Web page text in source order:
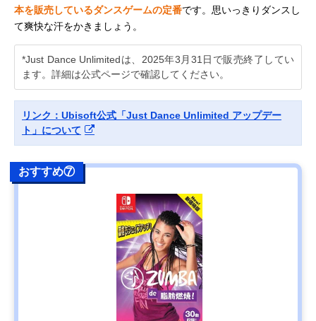
本を販売しているダンスゲームの定番です。思いっきりダンスし
て爽快な汗をかきましょう。
*Just Dance Unlimitedは、2025年3月31日で販売終了してい
ます。詳細は公式ページで確認してください。
リンク：Ubisoft公式「Just Dance Unlimited アップデー
ト」について
おすすめ⑦